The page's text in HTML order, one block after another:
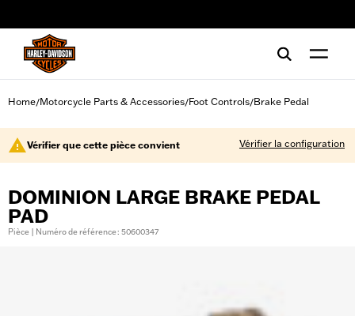
Home/Motorcycle Parts & Accessories/Foot Controls/Brake Pedal
Vérifier que cette pièce convient Vérifier la configuration
DOMINION LARGE BRAKE PEDAL
PAD
Pièce | Numéro de référence : 50600347